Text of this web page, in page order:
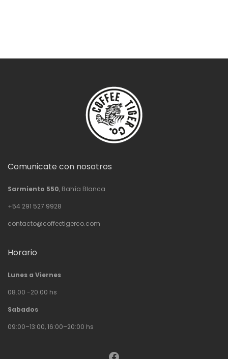
Comunicate con nosotros
Sarmiento 550, Bahía Blanca.
+54 291 527 9928
contacto@coffeetigerco.com
Horario
Lunes a Viernes
08.00 -20.00 hs
Sabados
09:00–13:00, 16:00–20:00 hs